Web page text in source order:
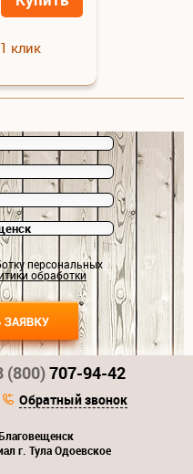
клик
персональных
обработки
г. Тула Одоевское
(800)707-94-42
Обратный звонок